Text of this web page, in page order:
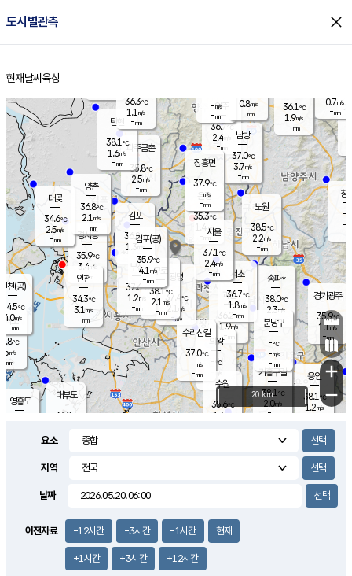
도시별관측 close
홈
현재날씨 육상
의도
℃
m/s
mm
영흥도
양주
36.7℃
2.4
-mm
과천
36.2℃
1.9m/s
- mm
용인
38.1℃
1.2m/s
경기광주
35.9℃
1.1m/s
-mm
3.3m/s
대부도
34.0
경서동
35.9℃
3.4 m/s
-mm
파주금촌
35.8℃
2.5m/s
-mm
36.1℃
1.9m/s
-mm
대곶
34.6℃
2.5m/s
-mm
창
-
-m/
-
탄현
38.1℃
1.6m/s
-mm
0.7m/s
-mm
의왕
- ℃
m/s
mm
김포
36.8℃
1.3 m/s
mm
광명
37.4 ℃
2.1 m/s
-mm
부천
37.6℃
1.2m/s
-mm
양촌
36.8℃
2.1 m/s
-mm
구로
38.1℃
2.1 m/s
-mm
은평
35.3℃
1.4 m/s
- mm
노원
38.5℃
2.2m/s
-mm
송파*
38.0℃
2.3m/s
-mm
서초
36.7℃
1.8m/s
-mm
남방
37.0℃
3.7m/s
-mm
기흥구갈
38.1℃
2.0m/s
-
수리산길
37.0℃
-m/s
-mm
분당구
-℃
-m/s
-mm
장흥면
37.9℃
-m/s
-mm
-m/s
-mm
인천(공)
34.5℃
4.0m/s
-mm
김포(공)
35.9℃
4.1 m/s
-mm
수원
35.6℃
1.6 m/s
인천
34.3℃
3.1 m/s
-mm
서울
37.1℃
2.4m/s
-mm
36.3℃
1.1 m/s
-mm
0.8m/s
-mm
+
−
20 km
요소
지역
날짜
이전자료 -12시간 -3시간 -1시간 현재
+1시간 +3시간 +12시간